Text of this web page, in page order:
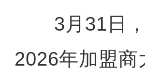
3月31日，
2026年加盟